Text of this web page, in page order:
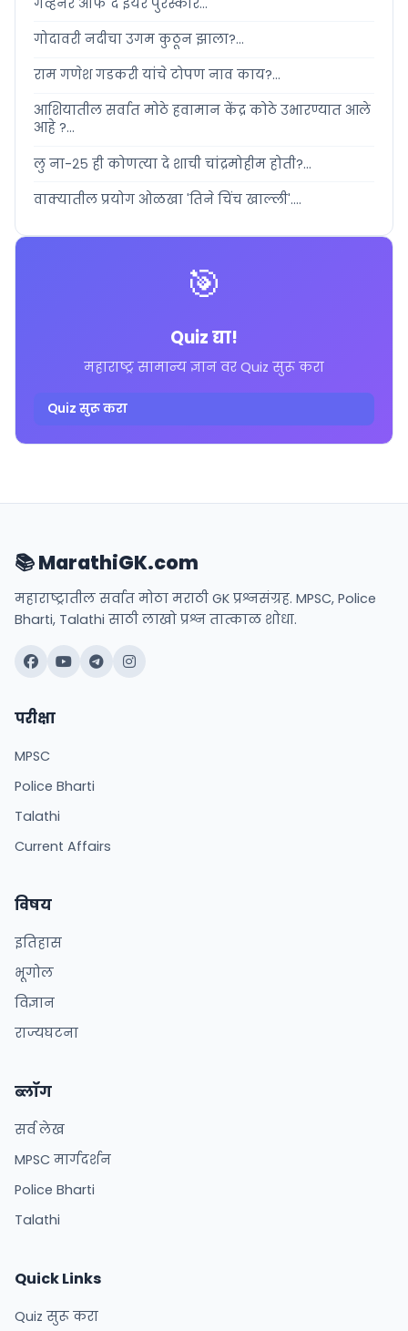
गोदावरी नदीचा उगम कुठून झाला?...
राम गणेश गडकरी यांचे टोपण नाव काय?...
आशियातील सर्वात मोठे हवामान केंद्र कोठे उभारण्यात आले
आहे ?...
लु ना-२५ ही कोणत्या दे शाची चांद्रमोहीम होती?...
वाक्यातील प्रयोग ओळखा 'तिने चिंच खाल्ली'....
🎯
Quiz द्या!
महाराष्ट्र सामान्य ज्ञान वर Quiz सुरू करा
Quiz सुरू करा
📚 MarathiGK.com
महाराष्ट्रातील सर्वात मोठा मराठी GK प्रश्नसंग्रह. MPSC, Police
Bharti, Talathi साठी लाखो प्रश्न तात्काळ शोधा.
परीक्षा
MPSC
Police Bharti
Talathi
Current Affairs
विषय
इतिहास
भूगोल
विज्ञान
राज्यघटना
ब्लॉग
सर्व लेख
MPSC मार्गदर्शन
Police Bharti
Talathi
Quick Links
Quiz सुरू करा